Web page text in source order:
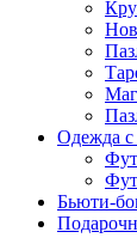
Одежда
Бьюти-